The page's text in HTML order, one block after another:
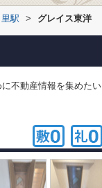
駅 > グレイス東洋
不動産情報を集めたい